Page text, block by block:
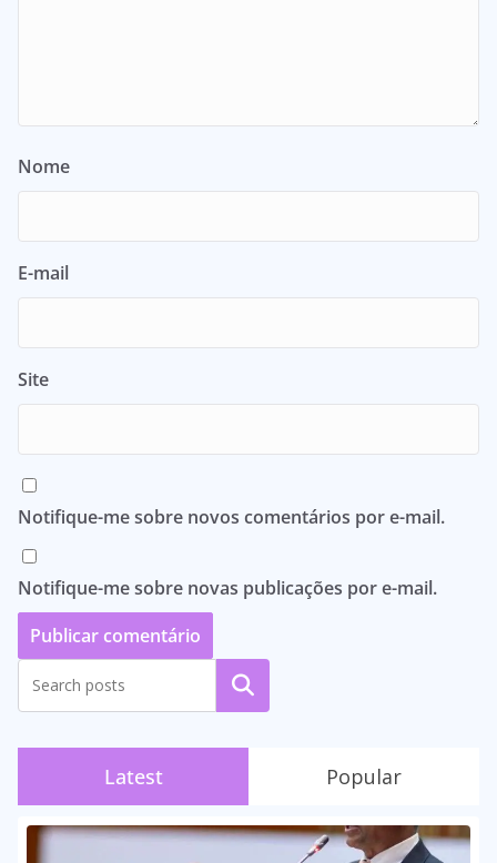
Nome
E-mail
Site
Notifique-me sobre novos comentários por e-mail.
Notifique-me sobre novas publicações por e-mail.
Pesquisar
Latest Popular